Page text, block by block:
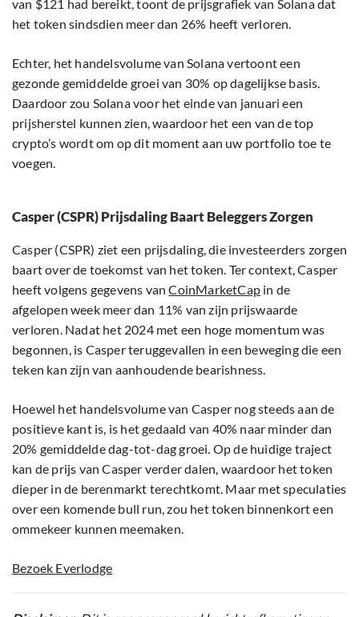
van $121 had bereikt, toont de prijsgrafiek van Solana dat
het token sindsdien meer dan 26% heeft verloren.
Echter, het handelsvolume van Solana vertoont een
gezonde gemiddelde groei van 30% op dagelijkse basis.
Daardoor zou Solana voor het einde van januari een
prijsherstel kunnen zien, waardoor het een van de top
crypto’s wordt om op dit moment aan uw portfolio toe te
voegen.
Casper (CSPR) Prijsdaling Baart Beleggers Zorgen
Casper (CSPR) ziet een prijsdaling, die investeerders zorgen
baart over de toekomst van het token. Ter context, Casper
heeft volgens gegevens vanCoinMarketCap in de
afgelopen week meer dan 11% van zijn prijswaarde
verloren. Nadat het 2024 met een hoge momentum was
begonnen, is Casper teruggevallen in een beweging die een
teken kan zijn van aanhoudende bearishness.
Hoewel het handelsvolume van Casper nog steeds aan de
positieve kant is, is het gedaald van 40% naar minder dan
20% gemiddelde dag-tot-dag groei. Op de huidige traject
kan de prijs van Casper verder dalen, waardoor het token
dieper in de berenmarkt terechtkomt. Maar met speculaties
over een komende bull run, zou het token binnenkort een
ommekeer kunnen meemaken.
Bezoek Everlodge